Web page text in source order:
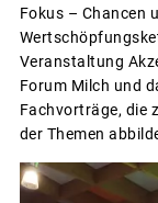
Fokus – Chancen
Veranstaltung
Forum Milch und
Fachvorträge, die
der Themen